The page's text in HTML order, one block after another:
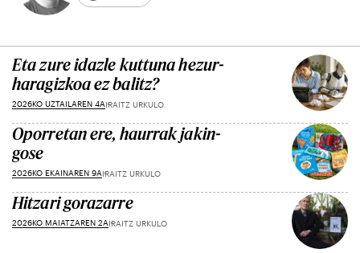
Eta zure idazle kuttuna hezur-
haragizkoa ez balitz?
2026KO UZTAILAREN 4AIRAITZ URKULO
Oporretan ere, haurrak jakin-
gose
2026KO EKAINAREN 9AIRAITZ URKULO
Hitzari gorazarre
2026KO MAIATZAREN 2AIRAITZ URKULO